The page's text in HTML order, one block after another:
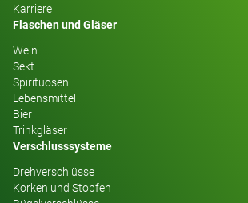
Karriere
Flaschen und Gläser
Wein
Sekt
Spirituosen
Lebensmittel
Bier
Trinkgläser
Verschlusssysteme
Drehverschlüsse
Korken und Stopfen